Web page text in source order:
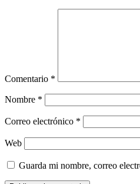
Comentario *
Nombre *
Correo electrónico *
Web
Guarda mi nombre, correo